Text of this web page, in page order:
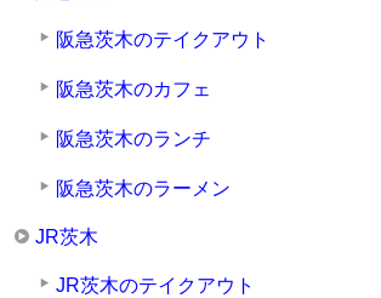
阪急茨木のテイクアウト
阪急茨木のカフェ
阪急茨木のランチ
阪急茨木のラーメン
JR茨木
JR茨木のテイクアウト